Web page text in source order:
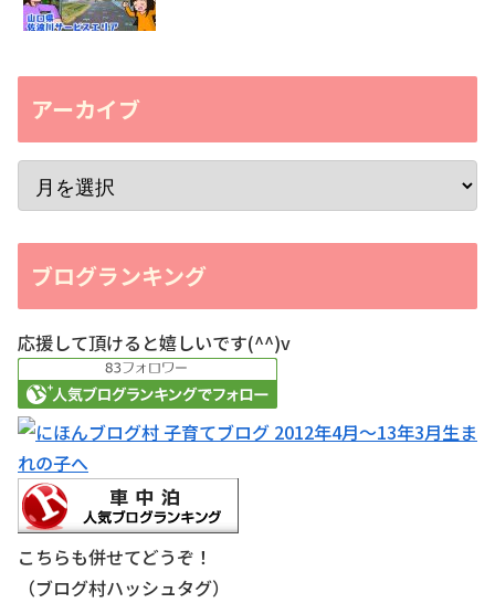
アーカイブ
ブログランキング
応援して頂けると嬉しいです(^^)v
こちらも併せてどうぞ！
（ブログ村ハッシュタグ）